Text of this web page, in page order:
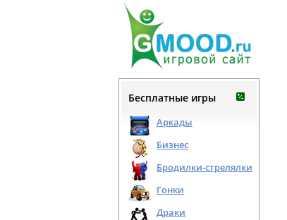
Бесплатные игры
Аркады
Бизнес
Бродилки-стрелялки
Гонки
Драки